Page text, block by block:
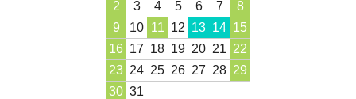
2
3 4 5 6 7
8
9
10 11 12 13 14 15
16 17 18 19 20 21 22
23 24 25 26 27 28 29
30 31